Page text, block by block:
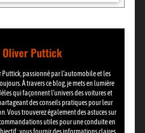
Oliver Puttick
Puttick, passionné par l’automobile et les
À travers ce blog, je mets en lumière
qui façonnent l’univers des voitures et
des conseils pratiques pour leur
Vous trouverez également des astuces sur
utiles pour une conduite en